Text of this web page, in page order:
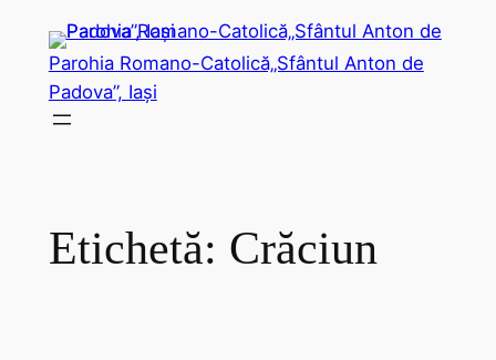
conținut
Parohia Romano-Catolică„Sfântul Anton de
Padova”, Iași
Etichetă: Crăciun